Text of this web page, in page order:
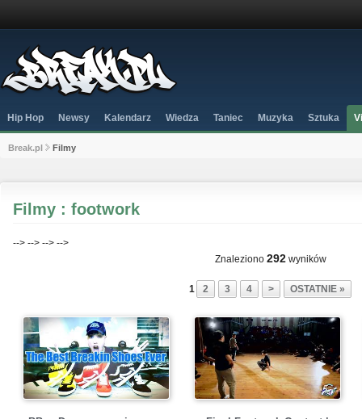
Hip Hop Newsy Kalendarz Wiedza Taniec Muzyka Sztuka
Break.pl Filmy
Filmy : footwork
--> --> --> -->
Znaleziono 292 wyników
1 2 3 4 > OSTATNIE »